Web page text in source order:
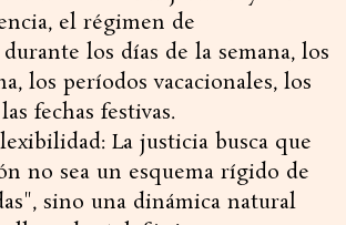
el régimen de
los días de la semana, los
los períodos vacacionales, los
fechas festivas.
La justicia busca que
no sea un esquema rígido de
sino una dinámica natural